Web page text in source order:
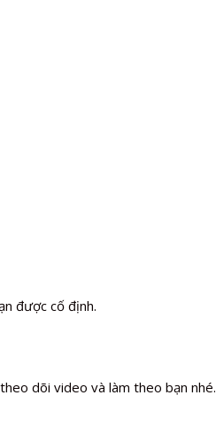
được cố định.
dõi video và làm theo bạn nhé.